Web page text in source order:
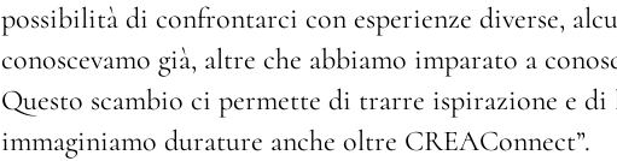
possibilità di confrontarci con esperienze diverse,
conoscevamo già, altre che abbiamo imparato a
Questo scambio ci permette di trarre ispirazione e di
immaginiamo durature anche oltre CREAConnect”.